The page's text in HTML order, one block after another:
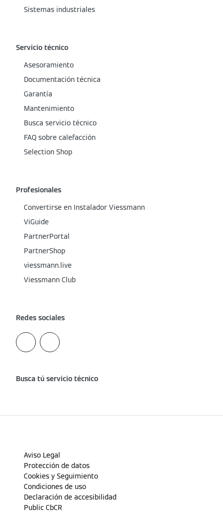
Sistemas industriales
Servicio técnico
Asesoramiento
Documentación técnica
Garantía
Mantenimiento
Busca servicio técnico
FAQ sobre calefacción
Selection Shop
Profesionales
Convertirse en Instalador Viessmann
ViGuide
PartnerPortal
PartnerShop
viessmann.live
Viessmann Club
Redes sociales
Busca tú servicio técnico
Aviso Legal
Protección de datos
Cookies y Seguimiento
Condiciones de uso
Declaración de accesibilidad
Public CbCR